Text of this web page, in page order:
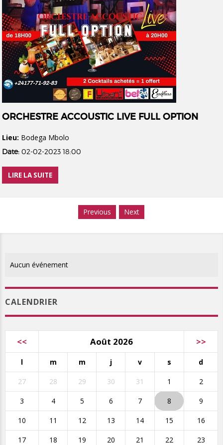
ORCHESTRE ACCOUSTIC LIVE FULL OPTION
Lieu: Bodega Mbolo
Date: 02-02-2023 18:00
LIRE LA SUITE
Previous Next
Aucun événement
CALENDRIER
<< Août 2026 >>
l m m j v s d
27 28 29 30 31 1 2
3 4 5 6 7 8 9
10 11 12 13 14 15 16
17 18 19 20 21 22 23